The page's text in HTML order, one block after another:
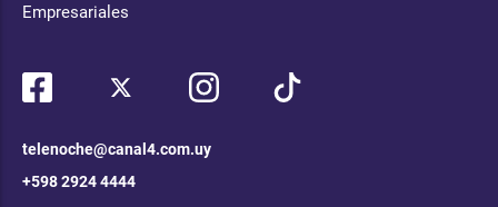
Empresariales
telenoche@canal4.com.uy
+598 2924 4444